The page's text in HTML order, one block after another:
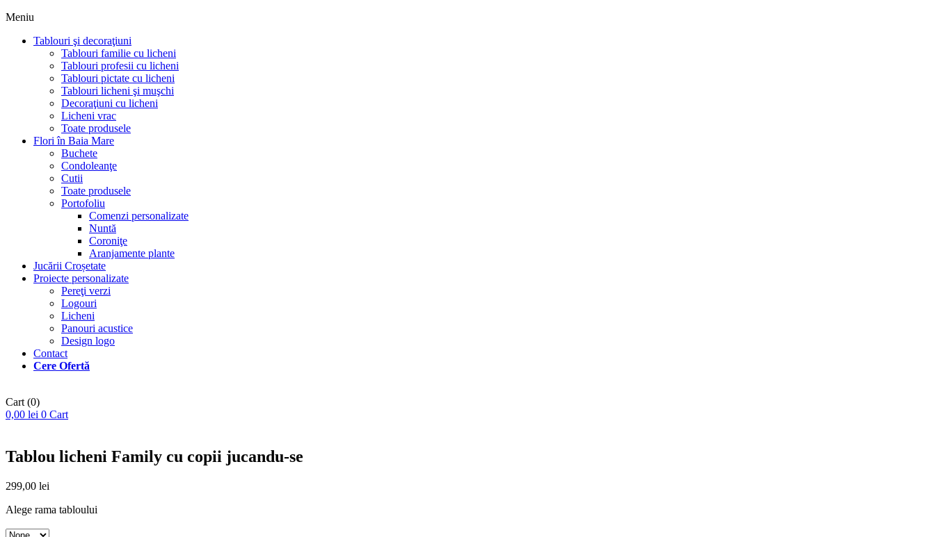
Meniu
Tablouri şi decoraţiuni
Tablouri familie cu licheni
Tablouri profesii cu licheni
Tablouri pictate cu licheni
Tablouri licheni şi muşchi
Decoraţiuni cu licheni
Licheni vrac
Toate produsele
Flori în Baia Mare
Buchete
Condoleanţe
Cutii
Toate produsele
Portofoliu
Comenzi personalizate
Nuntă
Coroniţe
Aranjamente plante
Jucării Croșetate
Proiecte personalizate
Pereţi verzi
Logouri
Licheni
Panouri acustice
Design logo
Contact
Cere Ofertă
Cart (0)
0,00 lei 0 Cart
Tablou licheni Family cu copii jucandu-se
299,00 lei
Alege rama tabloului